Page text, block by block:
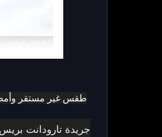
طقس غير مستقر
جريدة تارودانت بريس